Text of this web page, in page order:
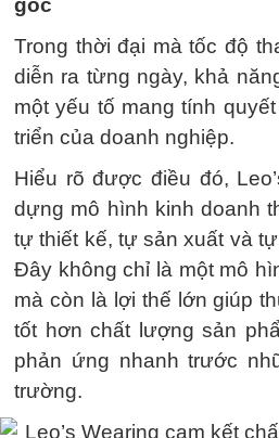
gốc
Trong thời đại mà tốc độ
diễn ra từng ngày, khả
một yếu tố mang tính
triển của doanh nghiệp.
Hiểu rõ được điều đó,
dựng mô hình kinh doanh
tự thiết kế, tự sản xuất và
Đây không chỉ là một mô
mà còn là lợi thế lớn giúp
tốt hơn chất lượng sản
phản ứng nhanh trước
trường.